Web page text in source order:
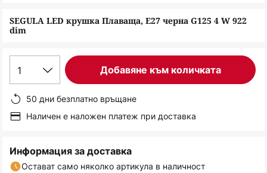
SEGULA LED крушка Плаваща, E27 черна G125 4 W 922
dim
1 Добавяне към количката
50 дни безплатно връщане
Наличен е наложен платеж при доставка
Информация за доставка
Остават само няколко артикула в наличност